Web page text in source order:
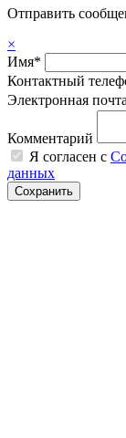
Отправить
×
Имя*
Контактный
Электронная
Комментарий
Я согласен с
данных